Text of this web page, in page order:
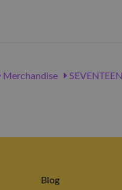
Merchandise SEVENTEEN
Blog